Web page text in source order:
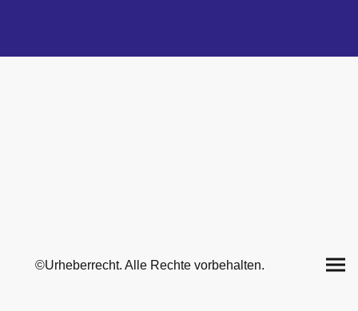
©Urheberrecht. Alle Rechte vorbehalten.